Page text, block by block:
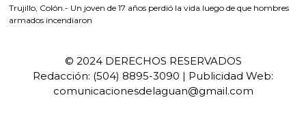
Trujillo, Colón.- Un joven de 17 años perdió la vida luego de que hombres
armados incendiaron
© 2024 DERECHOS RESERVADOS
Redacción: (504) 8895-3090 | Publicidad Web:
comunicacionesdelaguan@gmail.com